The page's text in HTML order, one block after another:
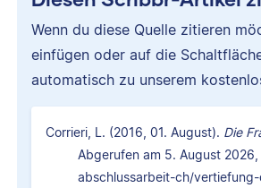
Wenn du diese Quelle zitieren
einfügen oder auf die
automatisch zu unserem
Corrieri, L. (2016, 01. August). Die
Abgerufen am 5. August
abschlussarbeit-ch/